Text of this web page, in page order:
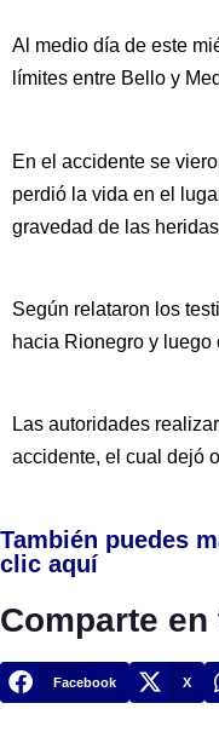
Al medio día de este
límites entre Bello y
En el accidente se
perdió la vida en el
gravedad de las
Según relataron los
hacia Rionegro y luego
Las autoridades
accidente, el cual dejó
También puedes
clic aquí
Comparte
Facebook X